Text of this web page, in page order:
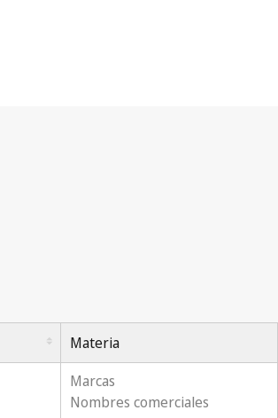
Materia
Marcas
Nombres comerciales